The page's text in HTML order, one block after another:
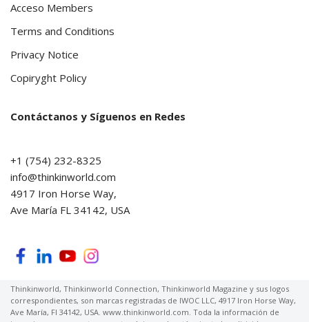
Acceso Members
Terms and Conditions
Privacy Notice
Copiryght Policy
Contáctanos y Síguenos en Redes
+1 (754) 232-8325
info@thinkinworld.com
4917 Iron Horse Way,
Ave María FL 34142, USA
Thinkinworld, Thinkinworld Connection, Thinkinworld Magazine y sus logos
correspondientes, son marcas registradas de IWOC LLC, 4917 Iron Horse Way,
Ave María, Fl 34142, USA. www.thinkinworld.com. Toda la información de